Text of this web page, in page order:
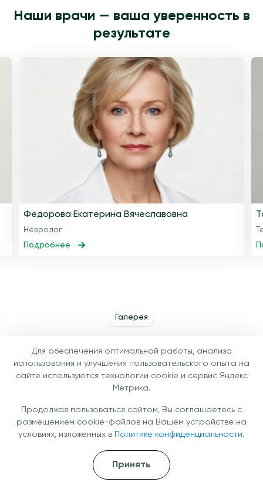
Наши врачи — ваша уверенность в
результате
Федорова Екатерина Вячеславовна
Невролог
Подробнее
Галерея
Условия, в которых проходит
лечение
Для обеспечения оптимальной работы, анализа
использования и улучшения пользовательского опыта на
сайте используются технологии cookie и сервис Яндекс
Метрика.
Продолжая пользоваться сайтом, Вы соглашаетесь с
размещением cookie-файлов на Вашем устройстве на
условиях, изложенных в
Политике конфиденциальности.
Принять